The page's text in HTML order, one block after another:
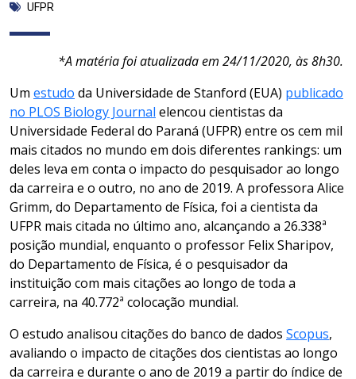
UFPR
*A matéria foi atualizada em 24/11/2020, às 8h30.
Um estudo da Universidade de Stanford (EUA) publicado
no PLOS Biology Journal elencou cientistas da
Universidade Federal do Paraná (UFPR) entre os cem mil
mais citados no mundo em dois diferentes rankings: um
deles leva em conta o impacto do pesquisador ao longo
da carreira e o outro, no ano de 2019. A professora Alice
Grimm, do Departamento de Física, foi a cientista da
UFPR mais citada no último ano, alcançando a 26.338ª
posição mundial, enquanto o professor Felix Sharipov,
do Departamento de Física, é o pesquisador da
instituição com mais citações ao longo de toda a
carreira, na 40.772ª colocação mundial.
O estudo analisou citações do banco de dados Scopus,
avaliando o impacto de citações dos cientistas ao longo
da carreira e durante o ano de 2019 a partir do índice de